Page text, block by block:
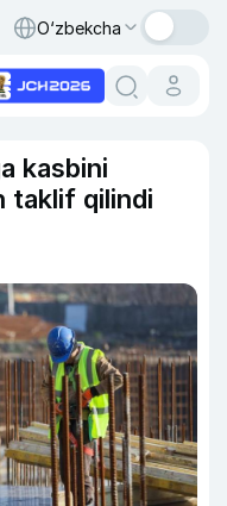
O‘zbekcha
kasbini
taklif qilindi